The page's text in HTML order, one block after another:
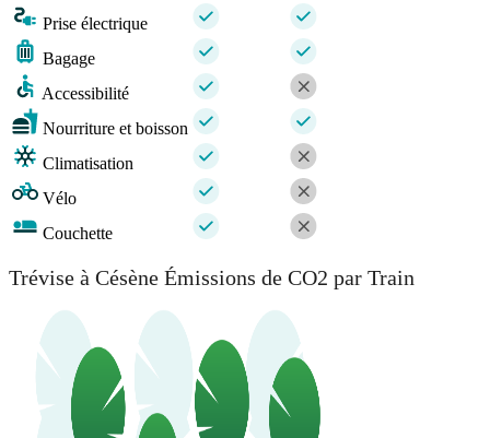
Prise électrique
Bagage
Accessibilité
Nourriture et boisson
Climatisation
Vélo
Couchette
Trévise à Césène Émissions de CO2 par Train